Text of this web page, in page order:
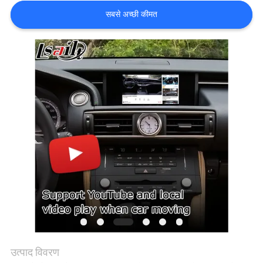
समाचार
मामलों
साइटमैप
PRIVACY
POLICY
सबसे अच्छी कीमत
उत्पाद विवरण